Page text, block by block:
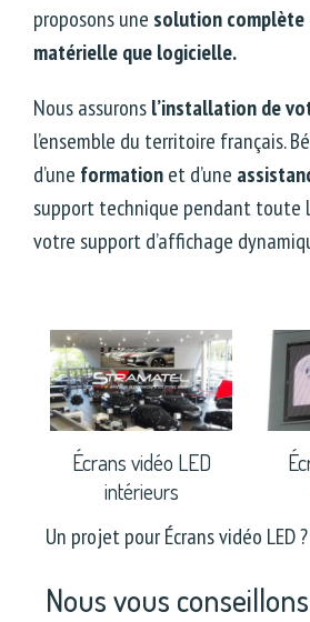
proposons une solution complète
matérielle que logicielle.
Nous assuronsl’installation de
l’ensemble du territoire français.
d’une formationet d’une
support technique pendant toute
votre support d’affichage
Écrans vidéo LED
intérieurs
Un projet pour Écrans vidéo LED ?
Nous vous conseillons